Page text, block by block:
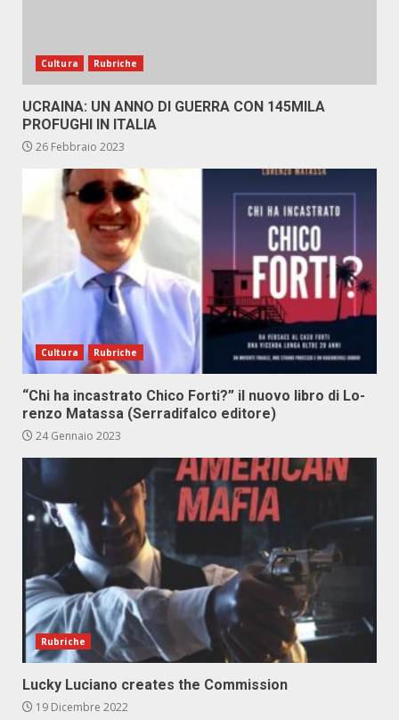
Cultura Rubriche
UCRAINA: UN ANNO DI GUERRA CON 145MILA
PROFUGHI IN ITALIA
26 Febbraio 2023
Cultura Rubriche
“Chi ha in­ca­stra­to Chi­co For­ti?” il nuo­vo li­bro di Lo­
ren­zo Ma­tas­sa (Ser­ra­di­fal­co edi­to­re)
24 Gennaio 2023
Rubriche
Lucky Luciano creates the Commission
19 Dicembre 2022